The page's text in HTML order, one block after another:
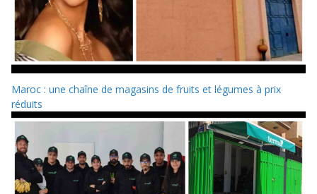
Maroc : une chaîne de magasins de fruits et légumes à prix
réduits